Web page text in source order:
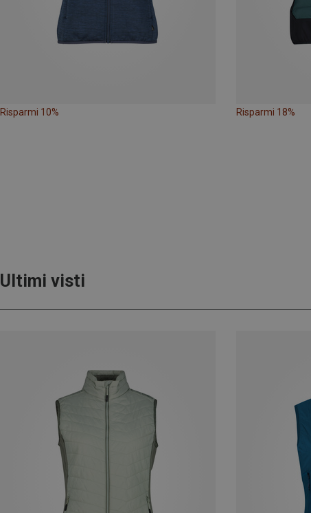
Risparmi 10% Risparmi 18%
Ultimi visti